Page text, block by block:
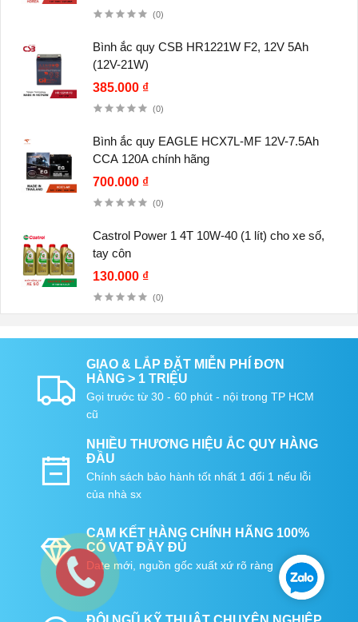
(0)
Bình ắc quy CSB HR1221W F2, 12V 5Ah
(12V-21W)
385.000 ₫
(0)
Bình ắc quy EAGLE HCX7L-MF 12V-7.5Ah
CCA 120A chính hãng
700.000 ₫
(0)
Castrol Power 1 4T 10W-40 (1 lít) cho xe số,
tay côn
130.000 ₫
(0)
GIAO & LẮP ĐẶT MIỄN PHÍ ĐƠN
HÀNG > 1 TRIỆU
Gọi trước từ 30 - 60 phút - nội trong TP HCM
cũ
NHIỀU THƯƠNG HIỆU ẮC QUY HÀNG
ĐẦU
Chính sách bảo hành tốt nhất 1 đổi 1 nếu lỗi
của nhà sx
CAM KẾT HÀNG CHÍNH HÃNG 100%
CÓ VAT ĐẦY ĐỦ
Date mới, nguồn gốc xuất xứ rõ ràng